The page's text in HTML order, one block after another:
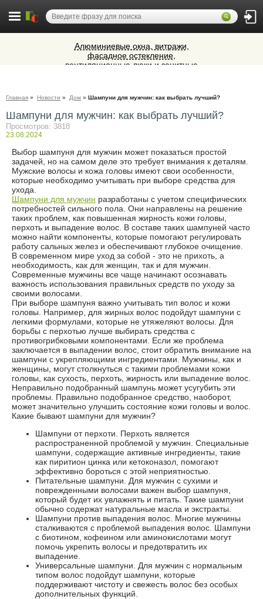
Алюминиевые окна, витражи,
фасадное остекление,
вентиляционные люки и зенитные
Cocoage - европейская косметология
для животных.
вечером
Главная » Новости » Дом » Шампуни для мужчин: как выбрать лучший?
Шампуни для мужчин: как выбрать лучший?
Просмотров: 3818
23.08.2024
Выбор шампуня для мужчин может показаться простой
задачей, но на самом деле это требует внимания к деталям.
Мужские волосы и кожа головы имеют свои особенности,
которые необходимо учитывать при выборе средства для
ухода.
Шампуни для мужчин разработаны с учетом специфических
потребностей сильного пола. Они направлены на решение
таких проблем, как повышенная жирность кожи головы,
перхоть и выпадение волос. В составе таких шампуней часто
можно найти компоненты, которые помогают регулировать
работу сальных желез и обеспечивают глубокое очищение.
В современном мире уход за собой - это не прихоть, а
необходимость, как для женщин, так и для мужчин.
Современные мужчины все чаще начинают осознавать
важность использования правильных средств по уходу за
своими волосами.
При выборе шампуня важно учитывать тип волос и кожи
головы. Например, для жирных волос подойдут шампуни с
легкими формулами, которые не утяжеляют волосы. Для
борьбы с перхотью лучше выбирать средства с
противогрибковыми компонентами. Если же проблема
заключается в выпадении волос, стоит обратить внимание на
шампуни с укрепляющими ингредиентами. Мужчины, как и
женщины, могут столкнуться с такими проблемами кожи
головы, как сухость, перхоть, жирность или выпадение волос.
Неправильно подобранный шампунь может усугубить эти
проблемы. Правильно подобранное средство, наоборот,
может значительно улучшить состояние кожи головы и волос.
Какие бывают шампуни для мужчин?
Шампуни от перхоти. Перхоть является
распространенной проблемой у мужчин. Специальные
шампуни, содержащие активные ингредиенты, такие
как пиритион цинка или кетоконазол, помогают
эффективно бороться с этой неприятностью.
Питательные шампуни. Для мужчин с сухими и
поврежденными волосами важен выбор шампуня,
который будет их увлажнять и питать. Такие шампуни
обычно содержат натуральные масла и экстракты.
Шампуни против выпадения волос. Многие мужчины
сталкиваются с проблемой выпадения волос. Шампуни
с биотином, кофеином или аминокислотами могут
помочь укрепить волосы и предотвратить их
выпадение.
Универсальные шампуни. Для мужчин с нормальным
типом волос подойдут шампуни, которые
поддерживают чистоту и свежесть волос без особых
дополнительных функций.